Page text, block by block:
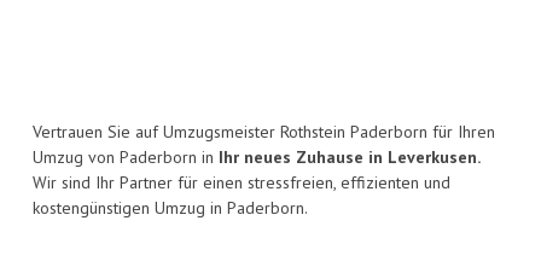
Vertrauen Sie auf Umzugsmeister Rothstein Paderborn für Ihren
Umzug von Paderborn in Ihr neues Zuhause in Leverkusen.
Wir sind Ihr Partner für einen stressfreien, effizienten und
kostengünstigen Umzug in Paderborn.